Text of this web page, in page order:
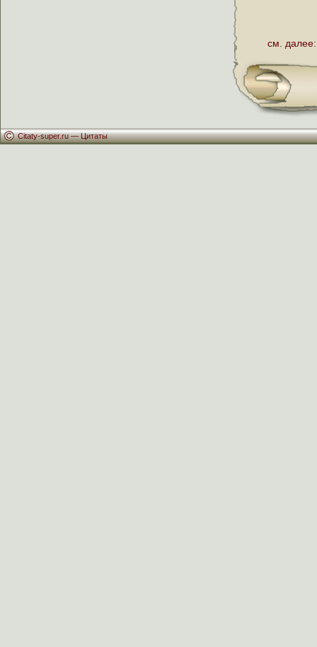
см. далее:
Citaty-super.ru —Цитаты